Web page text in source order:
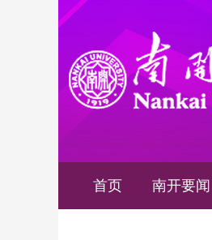
首页 南开要闻